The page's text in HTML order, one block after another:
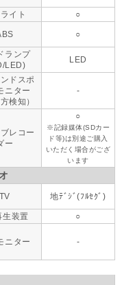
イト ○
○
ランプ
LED)
LED
ドスポ
ニター
検知）
-
レコー
ー
○
※記録媒体(SDカー
ド等)は別途ご購入
いただく場合がござ
います
TV 地ﾃﾞｼﾞ(ﾌﾙｾｸﾞ)
生装置
○
ニター -